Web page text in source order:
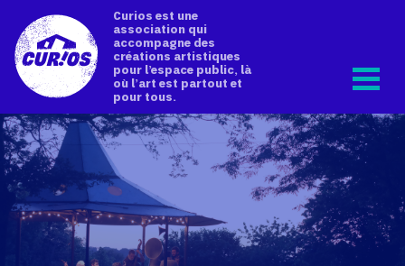
Curios est une
association qui
accompagne des
créations artistiques
pour l’espace public, là
où l’art est partout et
pour tous.